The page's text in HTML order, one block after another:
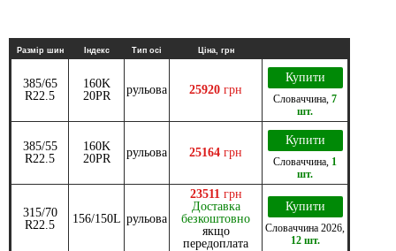
Размір шин Індекс Тип осі Ціна, грн
385/65
R22.5
160K
20PR
рульова 25920 грн
Купити
Словаччина 7
шт.
385/55
R22.5
160K
20PR
рульова 25164 грн
Купити
Словаччина 1
шт.
315/70
R22.5
156/150L рульова
23511 грн
Доставка
безкоштовно
якщо
передоплата
Купити
Словаччина 2026
12 шт.